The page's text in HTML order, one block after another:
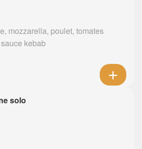
mozzarella, poulet, tomates
kebab
solo